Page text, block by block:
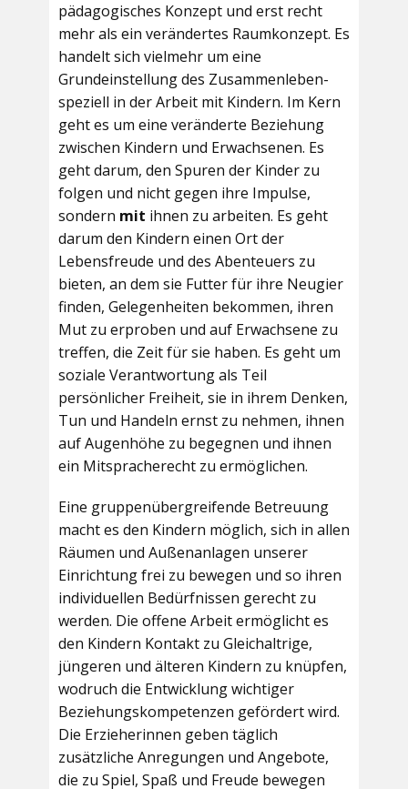
pädagogisches Konzept und erst recht
mehr als ein verändertes Raumkonzept. Es
handelt sich vielmehr um eine
Grundeinstellung des Zusammenleben-
speziell in der Arbeit mit Kindern. Im Kern
geht es um eine veränderte Beziehung
zwischen Kindern und Erwachsenen. Es
geht darum, den Spuren der Kinder zu
folgen und nicht gegen ihre Impulse,
sondern mit ihnen zu arbeiten. Es geht
darum den Kindern einen Ort der
Lebensfreude und des Abenteuers zu
bieten, an dem sie Futter für ihre Neugier
finden, Gelegenheiten bekommen, ihren
Mut zu erproben und auf Erwachsene zu
treffen, die Zeit für sie haben. Es geht um
soziale Verantwortung als Teil
persönlicher Freiheit, sie in ihrem Denken,
Tun und Handeln ernst zu nehmen, ihnen
auf Augenhöhe zu begegnen und ihnen
ein Mitspracherecht zu ermöglichen.
Eine gruppenübergreifende Betreuung
macht es den Kindern möglich, sich in allen
Räumen und Außenanlagen unserer
Einrichtung frei zu bewegen und so ihren
individuellen Bedürfnissen gerecht zu
werden. Die offene Arbeit ermöglicht es
den Kindern Kontakt zu Gleichaltrige,
jüngeren und älteren Kindern zu knüpfen,
wodruch die Entwicklung wichtiger
Beziehungskompetenzen gefördert wird.
Die Erzieherinnen geben täglich
zusätzliche Anregungen und Angebote,
die zu Spiel, Spaß und Freude bewegen